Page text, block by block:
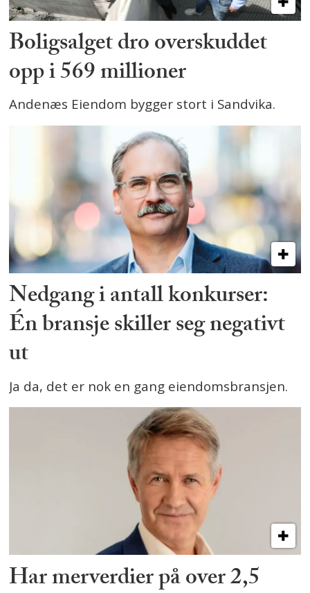
Boligsalget dro overskuddet
opp i 569 millioner
Andenæs Eiendom bygger stort i Sandvika.
Nedgang i antall konkurser:
Én bransje skiller seg negativt
ut
Ja da, det er nok en gang eiendomsbransjen.
Har merverdier på over 2,5